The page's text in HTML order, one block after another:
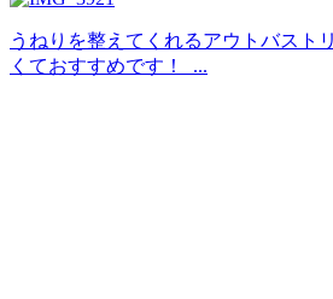
うねりを整えてくれるアウトバスト
くておすすめです！ ...